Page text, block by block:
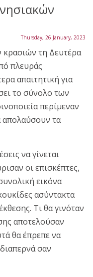
Thursday, 26 January, 2023
τη Δευτέρα
πλευράς
απαιτητική για
το σύνολο των
περίμεναν
απολαύσουν τα
να γίνεται
οι επισκέπτες,
εικόνα
ασύντακτα
Τι θα γινόταν
αποτελούσαν
θα έπρεπε να
σαν